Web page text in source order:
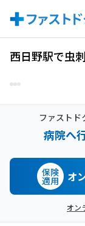
西日野駅で虫
ファストド
病院へ
保険
適用 オ
オン